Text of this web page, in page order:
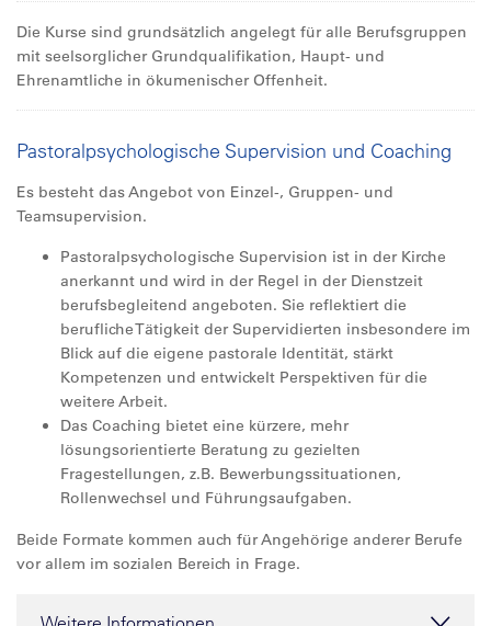
Die Kurse sind grundsätzlich angelegt für alle Berufsgruppen
mit seelsorglicher Grundqualifikation, Haupt- und
Ehrenamtliche in ökumenischer Offenheit.
Pastoralpsychologische Supervision und Coaching
Es besteht das Angebot von Einzel-, Gruppen- und
Teamsupervision.
Pastoralpsychologische Supervision ist in der Kirche
anerkannt und wird in der Regel in der Dienstzeit
berufsbegleitend angeboten. Sie reflektiert die
berufliche Tätigkeit der Supervidierten insbesondere im
Blick auf die eigene pastorale Identität, stärkt
Kompetenzen und entwickelt Perspektiven für die
weitere Arbeit.
Das Coaching bietet eine kürzere, mehr
lösungsorientierte Beratung zu gezielten
Fragestellungen, z.B. Bewerbungssituationen,
Rollenwechsel und Führungsaufgaben.
Beide Formate kommen auch für Angehörige anderer Berufe
vor allem im sozialen Bereich in Frage.